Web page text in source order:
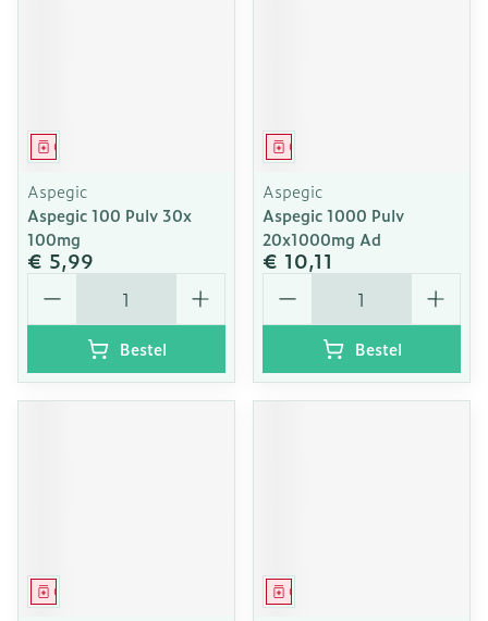
Geneesmiddel
Aspegic
Aspegic 100 Pulv 30x
100mg
€ 5,99
Aantal
Bestel
Geneesmiddel
Aspegic
Aspegic 1000 Pulv
20x1000mg Ad
€ 10,11
Aantal
Bestel
Geneesmiddel Geneesmiddel